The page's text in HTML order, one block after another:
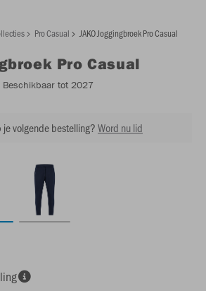
Pro Casual JAKO Joggingbroek Pro Casual
Pro Casual
Beschikbaar tot 2027
volgende bestelling?Word nu lid